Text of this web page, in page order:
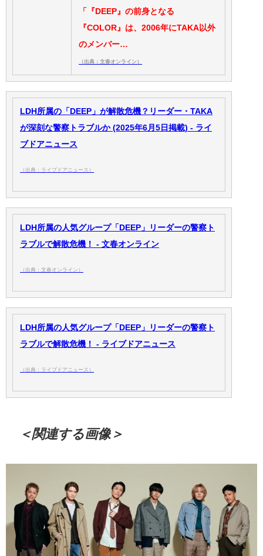
「『DEEP』の前身となる
『COLOR』は、2006年にTAKA以外
のメンバー…
（出典：文春オンライン）
LDH所属の「DEEP」が解散危機？リーダー・TAKA
が深刻な警察トラブルか (2025年6月5日掲載) - ライ
ブドアニュース
（出典：ライブドアニュース）
LDH所属の人気グループ「DEEP」リーダーの警察ト
ラブルで解散危機！ - 文春オンライン
（出典：文春オンライン）
LDH所属の人気グループ「DEEP」リーダーの警察ト
ラブルで解散危機！ - ライブドアニュース
（出典：ライブドアニュース）
＜関連する画像＞